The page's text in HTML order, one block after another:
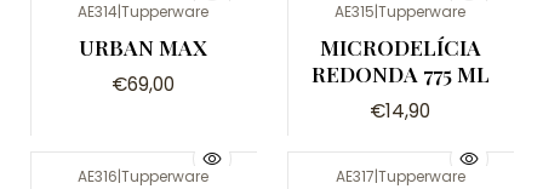
AE314|Tupperware
URBAN MAX
€69,00
AE315|Tupperware
MICRODELÍCIA
REDONDA 775 ML
€14,90
AE316 Tupperware AE317 Tupperware